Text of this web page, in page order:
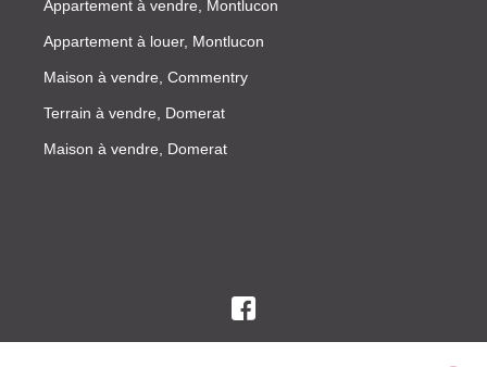
Appartement à vendre, Montlucon
Appartement à louer, Montlucon
Maison à vendre, Commentry
Terrain à vendre, Domerat
Maison à vendre, Domerat